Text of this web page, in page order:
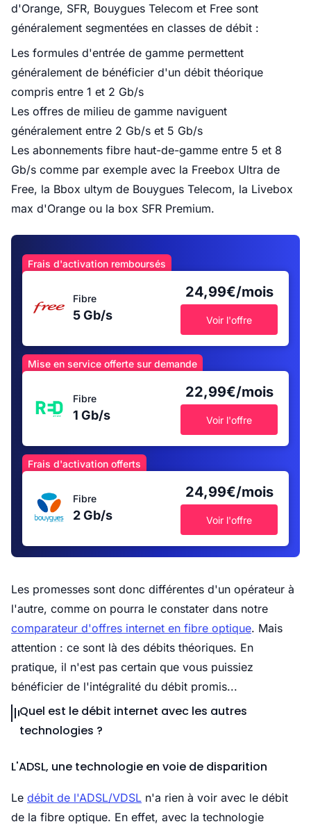
d'Orange, SFR, Bouygues Telecom et Free sont
généralement segmentées en classes de débit :
Les formules d'entrée de gamme permettent
généralement de bénéficier d'un débit théorique
compris entre 1 et 2 Gb/s
Les offres de milieu de gamme naviguent
généralement entre 2 Gb/s et 5 Gb/s
Les abonnements fibre haut-de-gamme entre 5 et 8
Gb/s comme par exemple avec la Freebox Ultra de
Free, la Bbox ultym de Bouygues Telecom, la Livebox
max d'Orange ou la box SFR Premium.
Frais d'activation remboursés
Fibre
5 Gb/s
24,99€/mois
Voir l'offre
Mise en service offerte sur demande
Fibre
1 Gb/s
22,99€/mois
Voir l'offre
Frais d'activation offerts
Fibre
2 Gb/s
24,99€/mois
Voir l'offre
Les promesses sont donc différentes d'un opérateur à
l'autre, comme on pourra le constater dans notre
comparateur d'offres internet en fibre optique. Mais
attention : ce sont là des débits théoriques. En
pratique, il n'est pas certain que vous puissiez
bénéficier de l'intégralité du débit promis...
Quel est le débit internet avec les autres
technologies ?
L'ADSL, une technologie en voie de disparition
Le débit de l'ADSL/VDSL n'a rien à voir avec le débit
de la fibre optique. En effet, avec la technologie